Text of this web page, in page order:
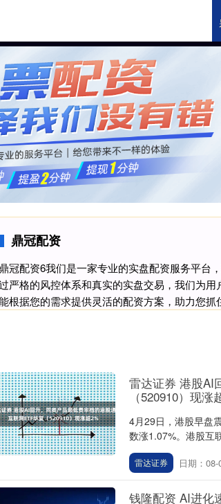
办理股票
鼎冠配资
鼎冠配资6我们是一家专业的实盘配资服务平台
严格的风控体系和真实的实盘交易，我们为
根据您的需求提供灵活的配资方案，助力您
雷达证券 港股AI
（520910）现涨
4月29日，港股早盘
数涨1.07%。港股互
雷达证券 日期：08-
钱隆配资 AI进化